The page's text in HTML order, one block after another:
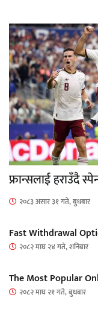
फ्रान्सलाई हराउँदै
२०८३ असार ३१ गते, बुधबार
Fast Withdrawal
२०८२ माघ २४ गते, शनिबार
The Most Popular
२०८२ माघ २१ गते, बुधबार